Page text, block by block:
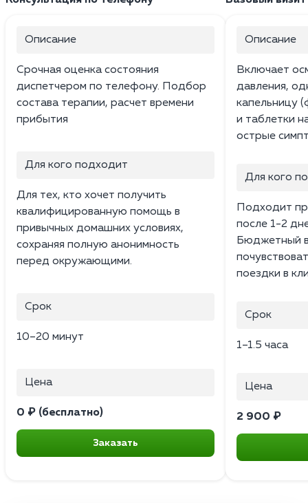
Описание
Срочная оценка состояния
диспетчером по телефону. Подбор
состава терапии, расчет времени
прибытия
Для кого подходит
Для тех, кто хочет получить
квалифицированную помощь в
привычных домашних условиях,
сохраняя полную анонимность
перед окружающими.
Срок
10–20 минут
Цена
0 ₽ (бесплатно)
Заказать
Описание
Включает
давления,
капельницу
и таблетки
острые
Для кого
Подходит
после 1-2
Бюджетный
поездки в
Срок
1–1.5 часа
Цена
2 900 ₽